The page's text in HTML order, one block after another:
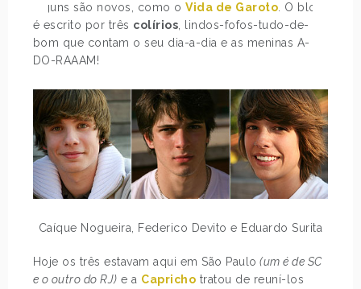
alguns são novos, como oVida de Garoto . O blog
é escrito por três colírios , lindos-fofos-tudo-de-
bom que contam o seu dia-a-dia e as meninas A-
DO-RAAAM!
Caíque Nogueira, Federico Devito e Eduardo Surita
Hoje os três estavam aqui em São Paulo (um é de SC
e o outro do RJ) e a Capricho tratou de reuní-los
POST ANTERIOR
COMO VER SITES QUE
PRÓXIMO POST